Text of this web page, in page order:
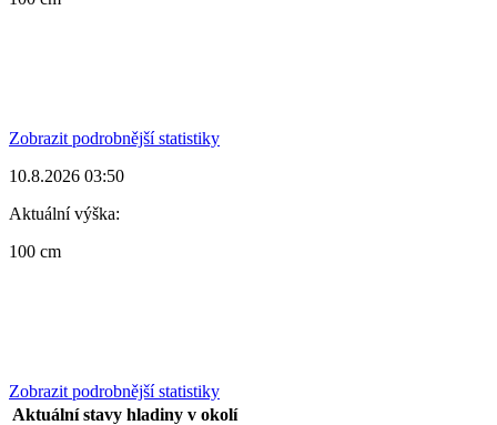
Zobrazit podrobnější statistiky
10.8.2026 03:50
Aktuální výška:
100 cm
Zobrazit podrobnější statistiky
Aktuální stavy hladiny v okolí